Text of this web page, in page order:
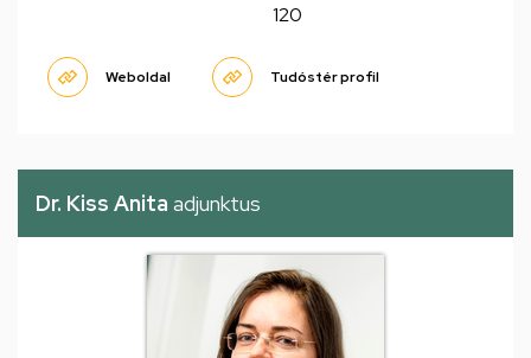
120
Weboldal Tudóstér profil
Dr. Kiss Anita adjunktus